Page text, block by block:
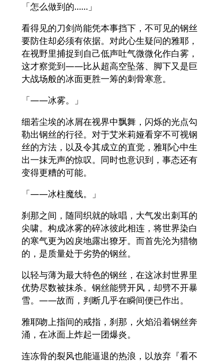
「怎么做到的……」
看得见的刀剑尚能凭本事挡下，不可见的钢丝
要防住却必须有依据。对此心生疑问的雅耶，
在视野里捕捉到自己低声吐气微微化作白雾，
这才察觉到——比从超高空坠落、脚下又是巨
大战场般的冰面更胜一筹的刺骨寒意。
「——冰雾。」
细若尘埃的冰屑在视界中飘舞，闪烁的光点勾
勒出钢丝的行径。对于艾米莉娅看穿不可视钢
丝的方法，以及令其成立的直觉，雅耶心中生
出一抹无声的惊叹。同时也意识到，事态还有
变得更糟的可能。
「——冰柱魔线。」
刹那之间，随同织就的咏唱，大气发出刺耳的
尖啸。构成冰雾的碎冰彼此相连，将世界染白
的寒气更为凶戾地露出獠牙。而首先沦为猎物
的，是质量处于劣势的钢丝。
以轻与薄为最大特色的钢丝，在这冰封世界里
优势尽数被抹杀。钢丝能劈开风，却劈不开暴
雪。——故而，判断几乎在瞬间便已作出。
雅耶吻上指间的戒指，刹那，火焰沿着钢丝奔
涌，在冰面上炸起一团爆炎。
连冻骨的裂风也能逼退的热浪，以放弃『看不